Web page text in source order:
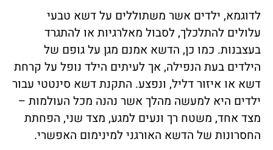
לדוגמא, ילדים אשר משתוללים על דשא טבעי
עלולים להתלכלך, לסבול מאלרגיות או להתגרד
בעצבנות. כמו כן, הדשא אמנם מגן על גופם של
הילדים בעת הנפילה, אך לעיתים הילד נופל על קרחת
דשא או איזור דליל, ונפצע. התקנת דשא סינטטי עבור
ילדים היא למעשה מהלך אשר נהנה מכל העולמות –
מצד אחד, משטח רך ונעים למגע, מצד שני, הפחתת
החסרונות של הדשא האורגני למינימום האפשרי.